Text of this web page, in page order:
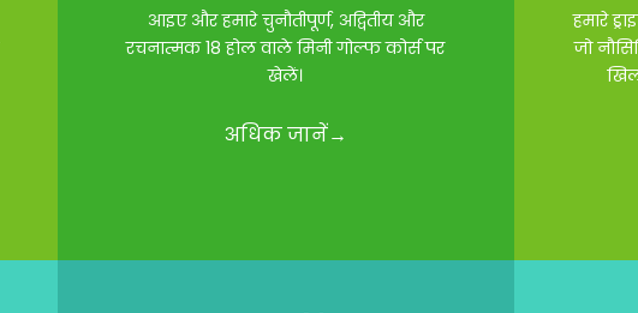
आइए और हमारे चुनौतीपूर्ण, अद्वितीय और
रचनात्मक 18 होल वाले मिनी गोल्फ कोर्स पर
खेलें।
अधिक जानें→
हमारे
जो